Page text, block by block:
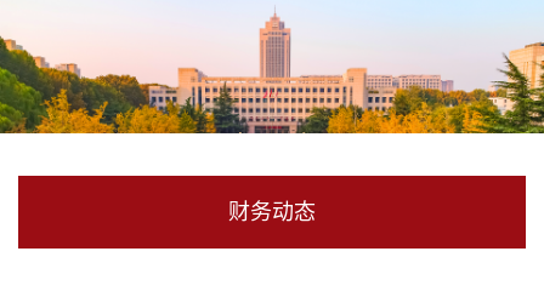
财务动态